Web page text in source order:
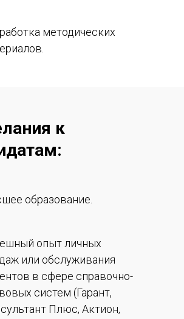
методических
к
образование.
опыт личных
или обслуживания
в сфере справочно-
систем (Гарант,
Плюс, Актион,